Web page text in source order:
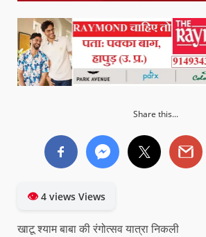
Share this...
👁4 views Views
खाटू श्याम बाबा की रंगोत्सव यात्रा निकली